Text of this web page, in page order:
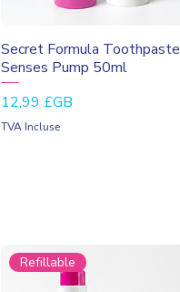
Aperçu rapide
Secret Formula Toothpaste
Senses Pump 50ml
Prix
12,99 £GB
TVA Incluse
Refillable